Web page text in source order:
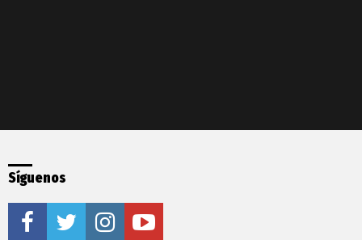
Síguenos
facebooktwitter instagramyoutube